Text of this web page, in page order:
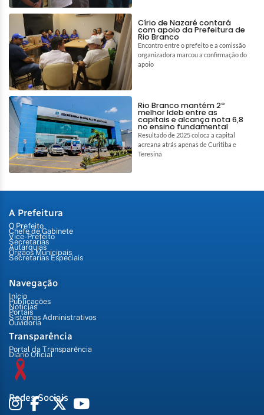
Círio de Nazaré contará
com apoio da Prefeitura de
Rio Branco
Encontro entre o prefeito e a comissão
organizadora marcou a confirmação do
apoio
Rio Branco mantém 2º
melhor Ideb entre as
capitais e alcança nota 6,8
no ensino fundamental
Resultado de 2025 coloca a capital
acreana atrás apenas de Curitiba e
Teresina
A Prefeitura
O Prefeito
Chefe de Gabinete
Vice-Prefeito
Secretarias
Autarquias
Órgãos Municipais
Secretarias Especiais
Navegação
Início
Publicações
Notícias
Portais
Sistemas Administrativos
Ouvidoria
Transparência
Portal da Transparência
Diário Oficial
Redes Sociais